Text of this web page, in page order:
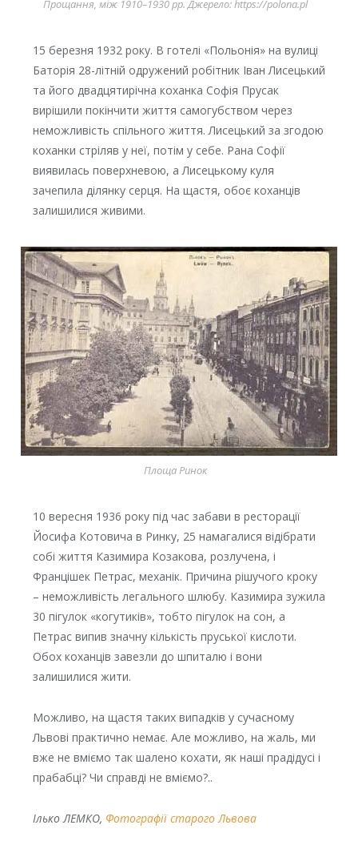
Прощання, між 1910–1930 рр. Джерело: https://polona.pl
15 березня 1932 року. В готелі «Польонія» на вулиці
Баторія 28-літній одружений робітник Іван Лисецький
та його двадцятирічна коханка Софія Прусак
вирішили покінчити життя самогубством через
неможливість спільного життя. Лисецький за згодою
коханки стріляв у неї, потім у себе. Рана Софії
виявилась поверхневою, а Лисецькому куля
зачепила ділянку серця. На щастя, обоє коханців
залишилися живими.
Площа Ринок
10 вересня 1936 року під час забави в ресторації
Йосифа Котовича в Ринку, 25 намагалися відібрати
собі життя Казимира Козакова, розлучена, і
Францішек Петрас, механік. Причина рішучого кроку
– неможливість легального шлюбу. Казимира зужила
30 пігулок «когутиків», тобто пігулок на сон, а
Петрас випив значну кількість пруської кислоти.
Обох коханців завезли до шпиталю і вони
залишилися жити.
Можливо, на щастя таких випадків у сучасному
Львові практично немає. Але можливо, на жаль, ми
вже не вміємо так шалено кохати, як наші прадідусі і
прабабці? Чи справді не вміємо?..
Ілько ЛЕМКО, Фотографії старого Львова